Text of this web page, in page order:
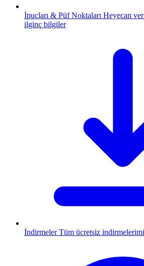
İpuçları & Püf Noktaları Heyecan
ilginç bilgiler
İndirmeler Tüm ücretsiz